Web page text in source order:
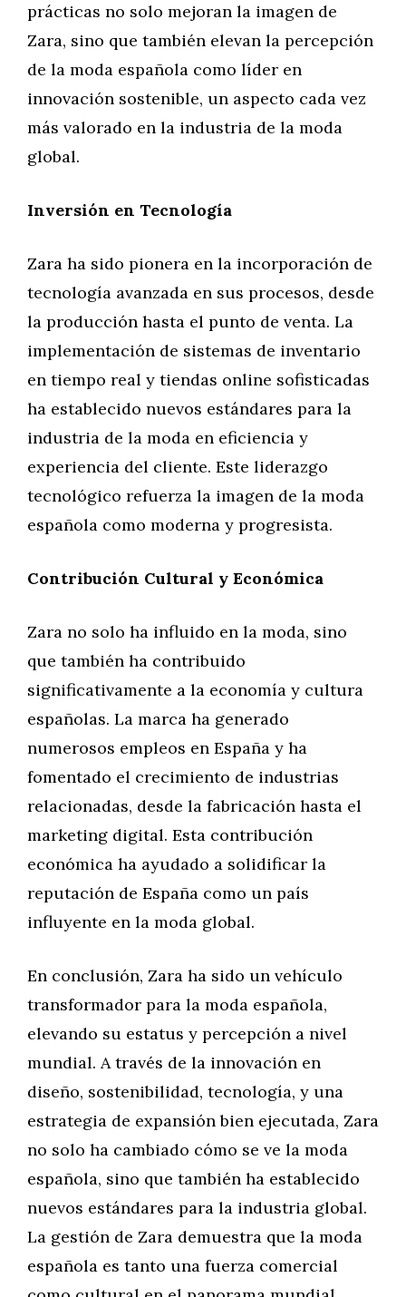
prácticas no solo mejoran la imagen de
Zara, sino que también elevan la percepción
de la moda española como líder en
innovación sostenible, un aspecto cada vez
más valorado en la industria de la moda
global.
Inversión en Tecnología
Zara ha sido pionera en la incorporación de
tecnología avanzada en sus procesos, desde
la producción hasta el punto de venta. La
implementación de sistemas de inventario
en tiempo real y tiendas online sofisticadas
ha establecido nuevos estándares para la
industria de la moda en eficiencia y
experiencia del cliente. Este liderazgo
tecnológico refuerza la imagen de la moda
española como moderna y progresista.
Contribución Cultural y Económica
Zara no solo ha influido en la moda, sino
que también ha contribuido
significativamente a la economía y cultura
españolas. La marca ha generado
numerosos empleos en España y ha
fomentado el crecimiento de industrias
relacionadas, desde la fabricación hasta el
marketing digital. Esta contribución
económica ha ayudado a solidificar la
reputación de España como un país
influyente en la moda global.
En conclusión, Zara ha sido un vehículo
transformador para la moda española,
elevando su estatus y percepción a nivel
mundial. A través de la innovación en
diseño, sostenibilidad, tecnología, y una
estrategia de expansión bien ejecutada, Zara
no solo ha cambiado cómo se ve la moda
española, sino que también ha establecido
nuevos estándares para la industria global.
La gestión de Zara demuestra que la moda
española es tanto una fuerza comercial